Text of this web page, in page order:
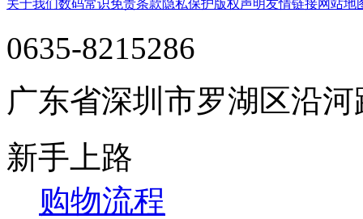
关于我们数码常识免责条款隐私保护版权声明友情链接网站地
0635-8215286
广东省深圳市罗湖区沿河
新手上路
购物流程